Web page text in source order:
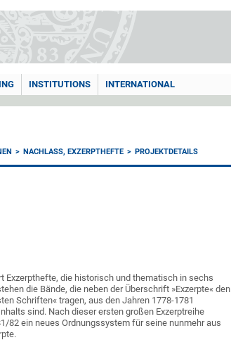
INSTITUTIONS INTERNATIONAL
NACHLASS, EXZERPTHEFTE PROJEKTDETAILS
Exzerpthefte, die historisch und thematisch in sechs
die Bände, die neben der Überschrift »Exzerpte« den
Schriften« tragen, aus den Jahren 1778-1781
sind. Nach dieser ersten großen Exzerptreihe
82 ein neues Ordnungssystem für seine nunmehr aus